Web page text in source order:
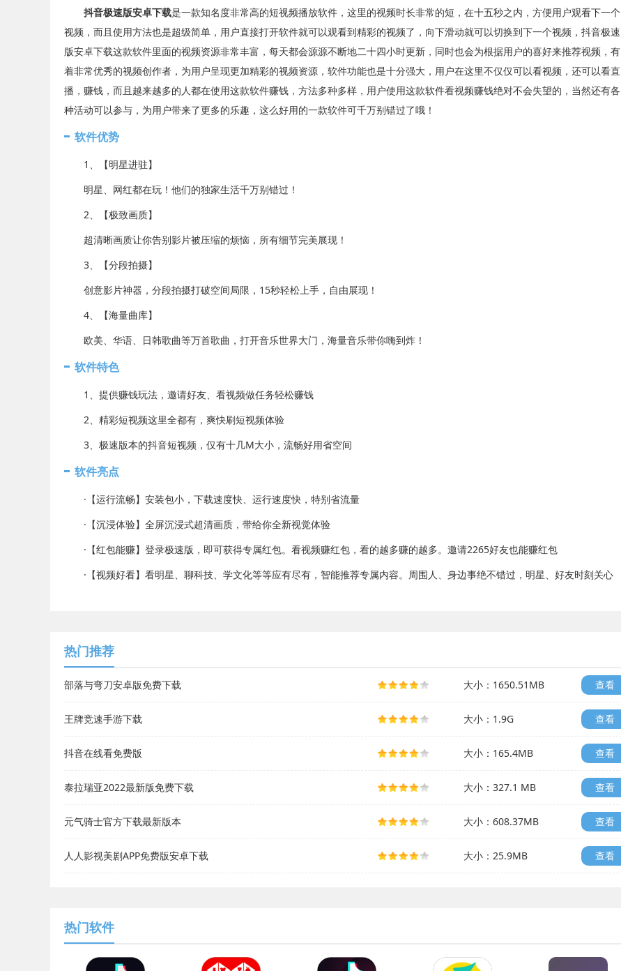
抖音极速版安卓下载是一款知名度非常高的短视频播放软件，这里的视频时长非常的短，在十五秒之内，方便用户观看下一个
视频，而且使用方法也是超级简单，用户直接打开软件就可以观看到精彩的视频了，向下滑动就可以切换到下一个视频，抖音极速
版安卓下载这款软件里面的视频资源非常丰富，每天都会源源不断地二十四小时更新，同时也会为根据用户的喜好来推荐视频，有
着非常优秀的视频创作者，为用户呈现更加精彩的视频资源，软件功能也是十分强大，用户在这里不仅仅可以看视频，还可以看直
播，赚钱，而且越来越多的人都在使用这款软件赚钱，方法多种多样，用户使用这款软件看视频赚钱绝对不会失望的，当然还有各
种活动可以参与，为用户带来了更多的乐趣，这么好用的一款软件可千万别错过了哦！
软件优势
1、【明星进驻】
明星、网红都在玩！他们的独家生活千万别错过！
2、【极致画质】
超清晰画质让你告别影片被压缩的烦恼，所有细节完美展现！
3、【分段拍摄】
创意影片神器，分段拍摄打破空间局限，15秒轻松上手，自由展现！
4、【海量曲库】
欧美、华语、日韩歌曲等万首歌曲，打开音乐世界大门，海量音乐带你嗨到炸！
软件特色
1、提供赚钱玩法，邀请好友、看视频做任务轻松赚钱
2、精彩短视频这里全都有，爽快刷短视频体验
3、极速版本的抖音短视频，仅有十几M大小，流畅好用省空间
软件亮点
·【运行流畅】安装包小，下载速度快、运行速度快，特别省流量
·【沉浸体验】全屏沉浸式超清画质，带给你全新视觉体验
·【红包能赚】登录极速版，即可获得专属红包。看视频赚红包，看的越多赚的越多。邀请2265好友也能赚红包
·【视频好看】看明星、聊科技、学文化等等应有尽有，智能推荐专属内容。周围人、身边事绝不错过，明星、好友时刻关心
热门推荐
部落与弯刀安卓版免费下载 大小：1650.51MB 查看
王牌竞速手游下载 大小：1.9G 查看
抖音在线看免费版 大小：165.4MB 查看
泰拉瑞亚2022最新版免费下载 大小：327.1 MB 查看
元气骑士官方下载最新版本 大小：608.37MB 查看
人人影视美剧APP免费版安卓下载 大小：25.9MB 查看
热门软件